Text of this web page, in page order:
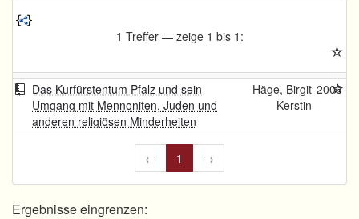
1 Treffer — zeige 1 bis 1:
Das Kurfürstentum Pfalz und sein
Umgang mit Mennoniten, Juden und
anderen religiösen Minderheiten
Häge, Birgit
Kerstin
2006
← 1 →
Ergebnisse eingrenzen: